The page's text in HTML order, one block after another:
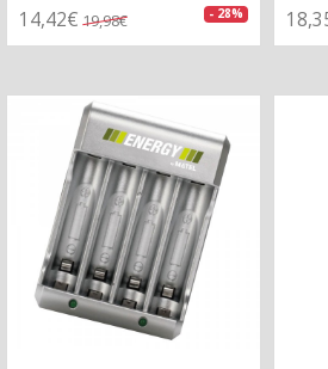
14,42€ 19,98€ - 28%